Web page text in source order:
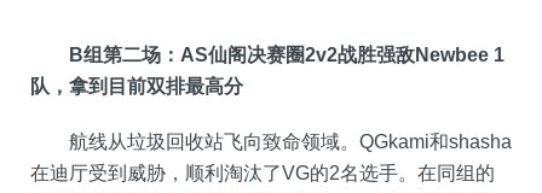
B组第二场：AS仙阁决赛圈2v2战胜强敌Newbee 1
队，拿到目前双排最高分
航线从垃圾回收站飞向致命领域。QGkami和shasha
在迪厅受到威胁，顺利淘汰了VG的2名选手。在同组的